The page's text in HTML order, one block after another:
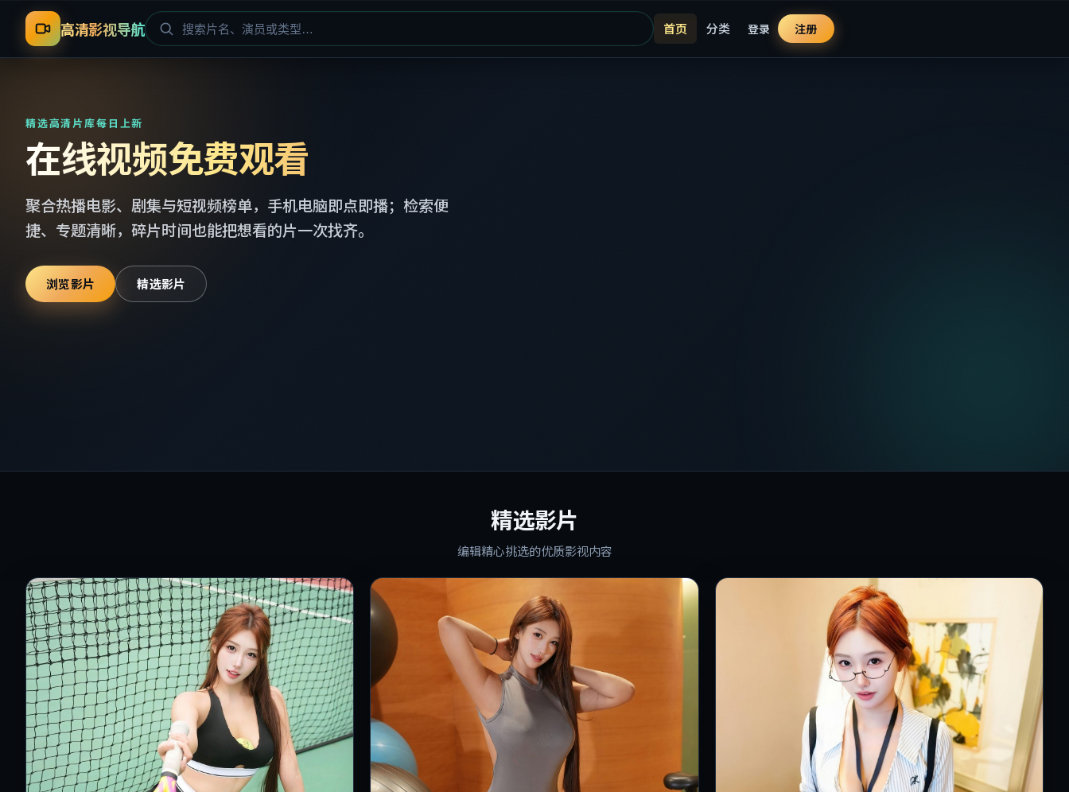
高清影视导航 首页 分类 登录 注册
精选高清片库每日上新
在线视频免费观看
聚合热播电影、剧集与短视频榜单，手机电脑即点即播；检索便
捷、专题清晰，碎片时间也能把想看的片一次找齐。
浏览影片 精选影片
精选影片
编辑精心挑选的优质影视内容